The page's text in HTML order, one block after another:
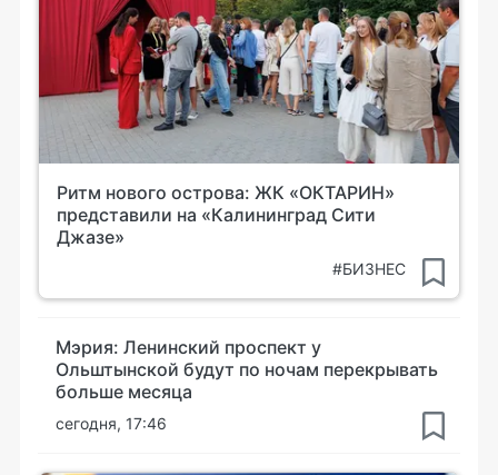
Ритм нового острова: ЖК «ОКТАРИН»
представили на «Калининград Сити
Джазе»
#БИЗНЕС
Мэрия: Ленинский проспект у
Ольштынской будут по ночам перекрывать
больше месяца
сегодня, 17:46